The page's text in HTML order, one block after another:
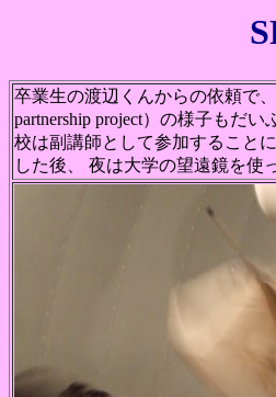
卒業生の渡辺くんからの依頼で
partnership project）の様子もだ
校は副講師として参加すること
した後、 夜は大学の望遠鏡を使